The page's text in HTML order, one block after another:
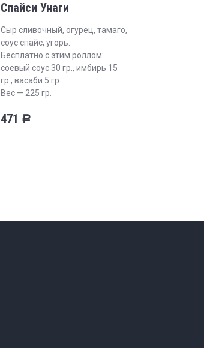
Спайси Унаги
Сыр сливочный, огурец, тамаго,
соус спайс, угорь.
Бесплатно с этим роллом:
соевый соус 30 гр., имбирь 15
гр., васаби 5 гр.
Вес — 225 гр.
471 Р